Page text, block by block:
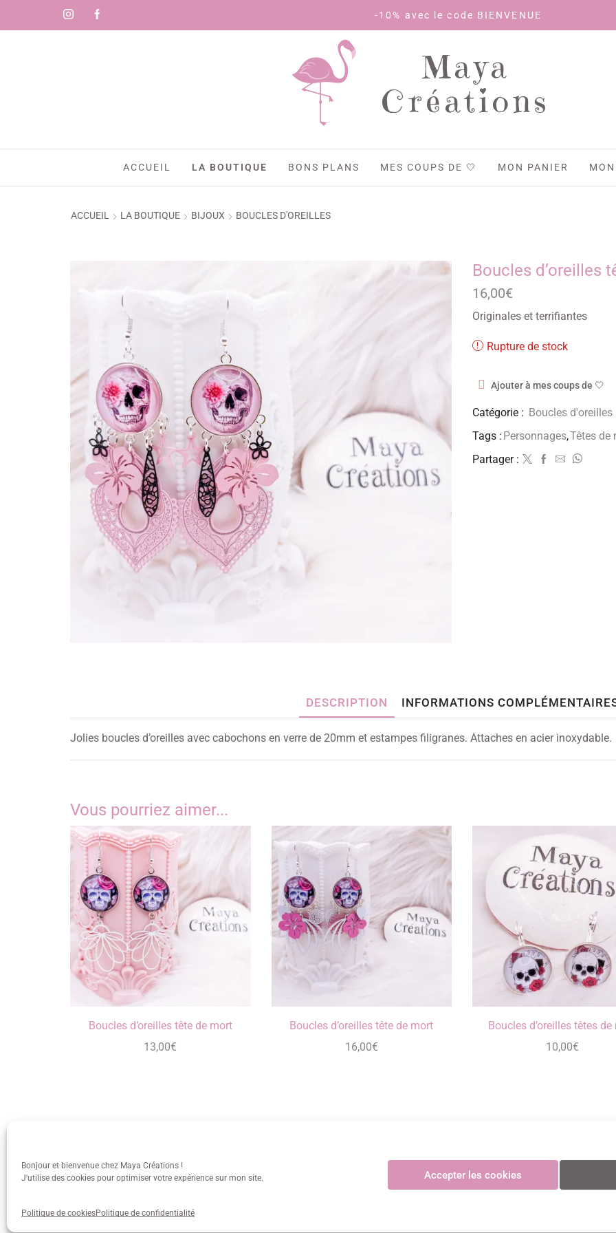
Bonjour et bienvenue chez Maya Créations !
J'utilise des cookies pour optimiser votre expérience sur mon site.
Accepter les cookies
Politique de cookiesPolitique de confidentialité
-10% avec le code BIENVENUE
Maya
Créations
ACCUEIL LA BOUTIQUE BONS PLANS MES COUPS DE 🤍 MON PANIER
ACCUEIL LA BOUTIQUE BIJOUX BOUCLES D'OREILLES
Boucles d’oreilles
16,00€
Originales et terrifiantes
Rupture de stock
Ajouter à mes coups de 🤍
Catégorie : Boucles d'oreilles
Tags : Personnages,Têtes de
Partager :
DESCRIPTION INFORMATIONS
Jolies boucles d’oreilles avec cabochons en verre de 20mm et estampes filigranes. Attaches en acier inoxydable.
Vous pourriez aimer...
Boucles d’oreilles tête de mort
13,00€
Boucles d’oreilles tête de mort
16,00€
Boucles d’oreilles têtes de
10,00€
Maya Créations
info@mayacreations.fr Politique des cookies